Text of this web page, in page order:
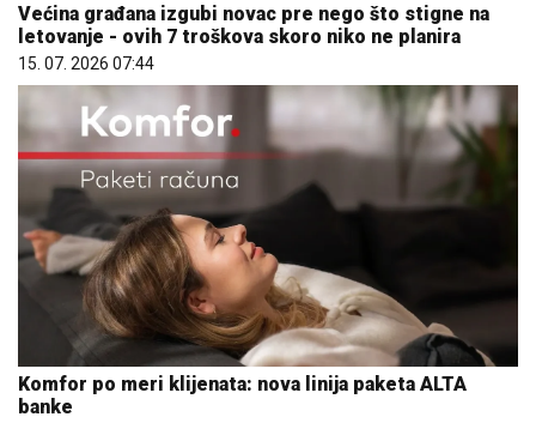
Većina građana izgubi novac pre nego što stigne na
letovanje - ovih 7 troškova skoro niko ne planira
15. 07. 2026 07:44
Komfor po meri klijenata: nova linija paketa ALTA
banke